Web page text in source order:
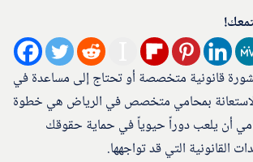
قانونية متخصصة أو تحتاج إلى مساعدة في
الاستعانة بمحامي متخصص في الرياض هي خطوة
أن يلعب دوراً حيوياً في حماية حقوقك
القانونية التي قد تواجهها.